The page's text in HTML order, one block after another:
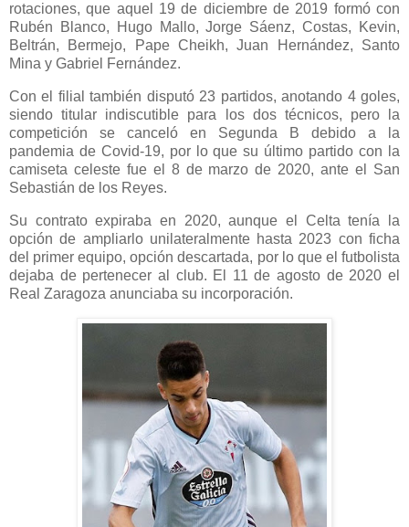
rotaciones, que aquel 19 de diciembre de 2019 formó con
Rubén Blanco, Hugo Mallo, Jorge Sáenz, Costas, Kevin,
Beltrán, Bermejo, Pape Cheikh, Juan Hernández, Santo
Mina y Gabriel Fernández.
Con el filial también disputó 23 partidos, anotando 4 goles,
siendo titular indiscutible para los dos técnicos, pero la
competición se canceló en Segunda B debido a la
pandemia de Covid-19, por lo que su último partido con la
camiseta celeste fue el 8 de marzo de 2020, ante el San
Sebastián de los Reyes.
Su contrato expiraba en 2020, aunque el Celta tenía la
opción de ampliarlo unilateralmente hasta 2023 con ficha
del primer equipo, opción descartada, por lo que el futbolista
dejaba de pertenecer al club. El 11 de agosto de 2020 el
Real Zaragoza anunciaba su incorporación.